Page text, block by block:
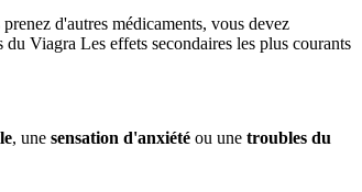
d'autres médicaments, vous devez
Viagra Les effets secondaires les plus courants
, une sensation d'anxiété ou une troubles du